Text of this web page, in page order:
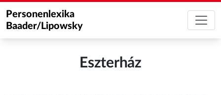
Personenlexika
Baader/Lipowsky
Eszterház